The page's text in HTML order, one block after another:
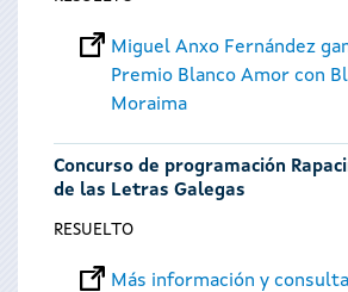
Miguel Anxo Fernández
Premio Blanco Amor con
Moraima
Concurso de programación
de las Letras Galegas
RESUELTO
Más información y